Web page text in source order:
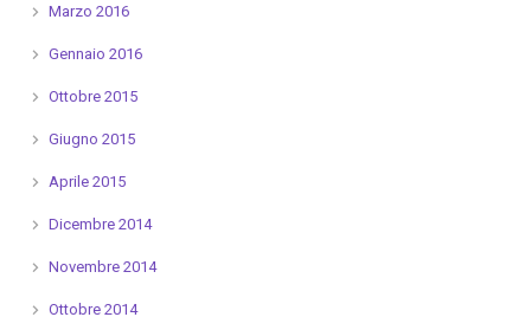
Marzo 2016
Gennaio 2016
Ottobre 2015
Giugno 2015
Aprile 2015
Dicembre 2014
Novembre 2014
Ottobre 2014